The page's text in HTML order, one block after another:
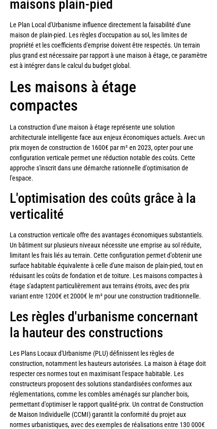
maisons plain-pied
Le Plan Local d'Urbanisme influence directement la faisabilité d'une
maison de plain-pied. Les règles d'occupation au sol, les limites de
propriété et les coefficients d'emprise doivent être respectés. Un terrain
plus grand est nécessaire par rapport à une maison à étage, ce paramètre
est à intégrer dans le calcul du budget global.
Les maisons à étage
compactes
La construction d'une maison à étage représente une solution
architecturale intelligente face aux enjeux économiques actuels. Avec un
prix moyen de construction de 1600€ par m² en 2023, opter pour une
configuration verticale permet une réduction notable des coûts. Cette
approche s'inscrit dans une démarche rationnelle d'optimisation de
l'espace.
L'optimisation des coûts grâce à la
verticalité
La construction verticale offre des avantages économiques substantiels.
Un bâtiment sur plusieurs niveaux nécessite une emprise au sol réduite,
limitant les frais liés au terrain. Cette configuration permet d'obtenir une
surface habitable équivalente à celle d'une maison de plain-pied, tout en
réduisant les coûts de fondation et de toiture. Les maisons compactes à
étage s'adaptent particulièrement aux terrains étroits, avec des prix
variant entre 1200€ et 2000€ le m² pour une construction traditionnelle.
Les règles d'urbanisme concernant
la hauteur des constructions
Les Plans Locaux d'Urbanisme (PLU) définissent les règles de
construction, notamment les hauteurs autorisées. La maison à étage doit
respecter ces normes tout en maximisant l'espace habitable. Les
constructeurs proposent des solutions standardisées conformes aux
réglementations, comme les combles aménagés sur plancher bois,
permettant d'optimiser le rapport qualité-prix. Un contrat de Construction
de Maison Individuelle (CCMI) garantit la conformité du projet aux
normes urbanistiques, avec des exemples de réalisations entre 130 000€